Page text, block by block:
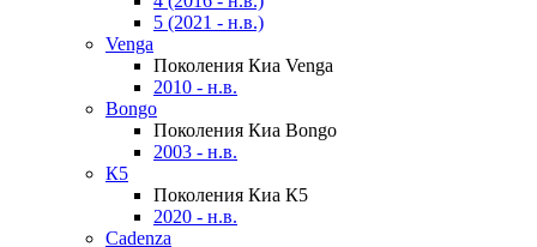
5 (2021 - н.в.)
Venga
Поколения Киа Venga
2010 - н.в.
Bongo
Поколения Киа Bongo
2003 - н.в.
К5
Поколения Киа К5
2020 - н.в.
Cadenza